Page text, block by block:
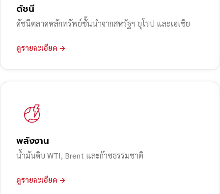
ดัชนี
ดัชนีตลาดหลักทรัพย์ชั้นนำจากสหรัฐฯ ยุโรป และเอเชีย
ดูรายละเอียด →
พลังงาน
น้ำมันดิบ WTI, Brent และก๊าซธรรมชาติ
ดูรายละเอียด →